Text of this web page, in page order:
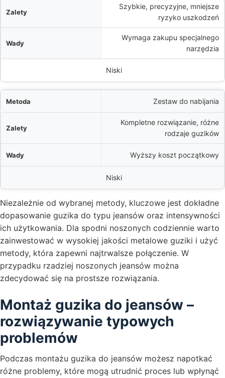
Szybkie, precyzyjne, mniejsze
ryzyko uszkodzeń
Wymaga zakupu specjalnego
narzędzia
Niski
Zestaw do nabijania
Kompletne rozwiązanie, różne
rodzaje guzików
Wyższy koszt początkowy
Niski
Niezależnie od wybranej metody, kluczowe jest dokładne
dopasowanie guzika do typu jeansów oraz intensywności
ich użytkowania. Dla spodni noszonych codziennie warto
zainwestować w wysokiej jakości metalowe guziki i użyć
metody, która zapewni najtrwalsze połączenie. W
przypadku rzadziej noszonych jeansów można
zdecydować się na prostsze rozwiązania.
Montaż guzika do jeansów –
rozwiązywanie typowych
problemów
Podczas montażu guzika do jeansów możesz napotkać
różne problemy, które mogą utrudnić proces lub wpłynąć